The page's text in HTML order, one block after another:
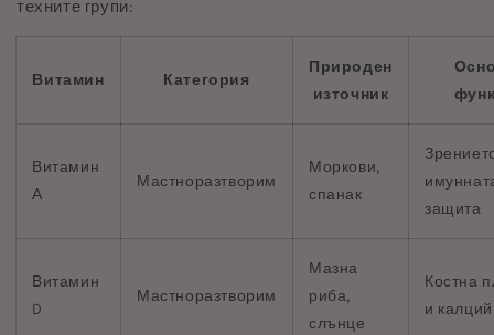
техните групи:
Витамин Категория
Природен
източник
Витамин
А
Мастноразтворим
Моркови,
спанак
защита
Витамин
D
Мастноразтворим
Мазна
риба,
слънце
Костна
и калций